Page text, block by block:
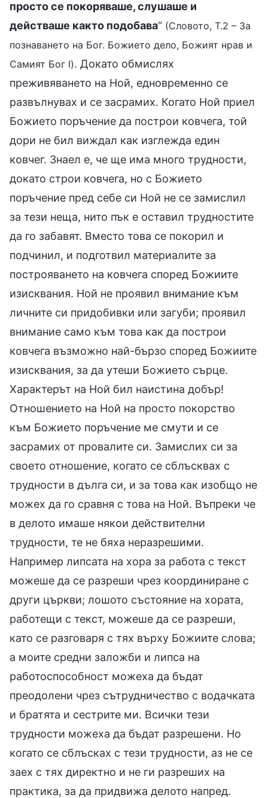
просто се покоряваше, слушаше и
действаше както подобава“ (Словото, Т.2 – За
познаването на Бог. Божието дело, Божият нрав и
Самият Бог I). Докато обмислях
преживяването на Ной, едновременно се
развълнувах и се засрамих. Когато Ной приел
Божието поръчение да построи ковчега, той
дори не бил виждал как изглежда един
ковчег. Знаел е, че ще има много трудности,
докато строи ковчега, но с Божието
поръчение пред себе си Ной не се замислил
за тези неща, нито пък е оставил трудностите
да го забавят. Вместо това се покорил и
подчинил, и подготвил материалите за
построяването на ковчега според Божиите
изисквания. Ной не проявил внимание към
личните си придобивки или загуби; проявил
внимание само към това как да построи
ковчега възможно най-бързо според Божиите
изисквания, за да утеши Божието сърце.
Характерът на Ной бил наистина добър!
Отношението на Ной на просто покорство
към Божието поръчение ме смути и се
засрамих от провалите си. Замислих си за
своето отношение, когато се сблъсквах с
трудности в дълга си, и за това как изобщо не
можех да го сравня с това на Ной. Въпреки че
в делото имаше някои действителни
трудности, те не бяха неразрешими.
Например липсата на хора за работа с текст
можеше да се разреши чрез координиране с
други църкви; лошото състояние на хората,
работещи с текст, можеше да се разреши,
като се разговаря с тях върху Божиите слова;
а моите средни заложби и липса на
работоспособност можеха да бъдат
преодолени чрез сътрудничество с водачката
и братята и сестрите ми. Всички тези
трудности можеха да бъдат разрешени. Но
когато се сблъсках с тези трудности, аз не се
заех с тях директно и не ги разреших на
практика, за да придвижа делото напред.